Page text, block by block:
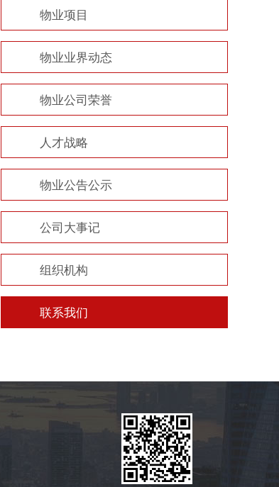
物业项目
物业业界动态
物业公司荣誉
人才战略
物业公告公示
公司大事记
组织机构
联系我们